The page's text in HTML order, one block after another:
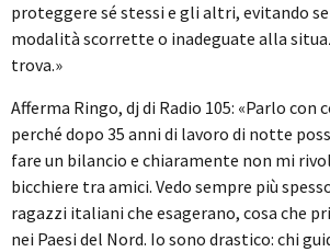
proteggere sé stessi e gli altri, evitando
modalità scorrette o inadeguate alla
trova.»
Afferma Ringo, dj di Radio 105: «Parlo con
perché dopo 35 anni di lavoro di notte
fare un bilancio e chiaramente non mi
bicchiere tra amici. Vedo sempre più
ragazzi italiani che esagerano, cosa che
nei Paesi del Nord. Io sono drastico: chi